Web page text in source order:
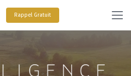
Rappel Gratuit